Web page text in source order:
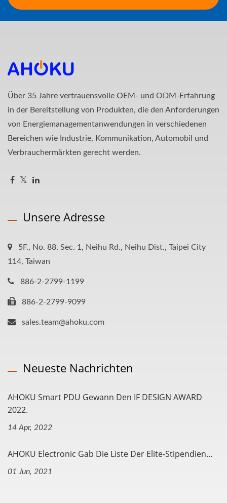
Über 35 Jahre vertrauensvolle OEM- und ODM-Erfahrung
in der Bereitstellung von Produkten, die den Anforderungen
von Energiemanagementanwendungen in verschiedenen
Bereichen wie Industrie, Kommunikation, Automobil und
Verbrauchermärkten gerecht werden.
Unsere Adresse
5F., No. 88, Sec. 1, Neihu Rd., Neihu Dist., Taipei City
114, Taiwan
886-2-2799-1199
886-2-2799-9099
sales.team@ahoku.com
Neueste Nachrichten
AHOKU Smart PDU Gewann Den IF DESIGN AWARD
2022.
14 Apr, 2022
AHOKU Electronic Gab Die Liste Der Elite-Stipendien...
01 Jun, 2021